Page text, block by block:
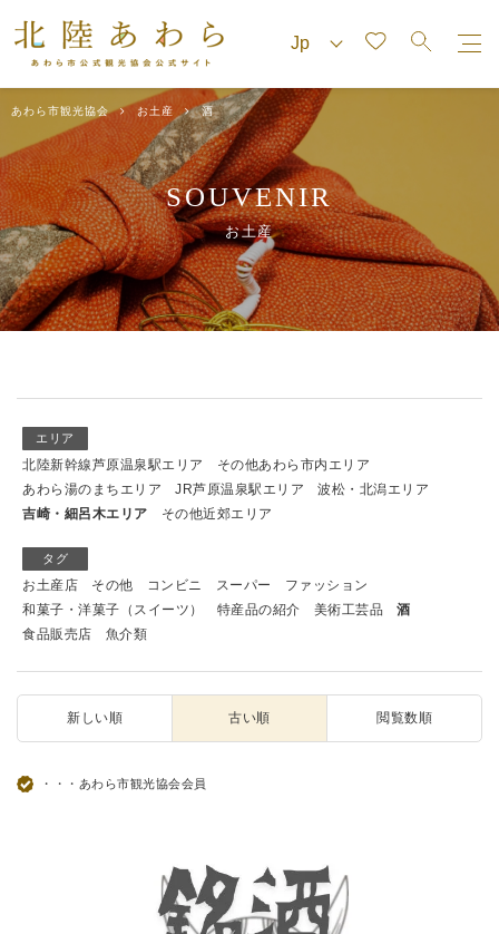
あわら市観光協会 お土産 酒
SOUVENIR
お土産
エリア
北陸新幹線芦原温泉駅エリア
その他あわら市内エリア
あわら湯のまちエリア
JR芦原温泉駅エリア
波松・北潟エリア
吉崎・細呂木エリア
その他近郊エリア
タグ
お土産店 その他 コンビニ スーパー
ファッション
和菓子・洋菓子（スイーツ）
特産品の紹介 美術工芸品
酒
食品販売店
魚介類
新しい順 古い順 閲覧数順
・・・あわら市観光協会会員